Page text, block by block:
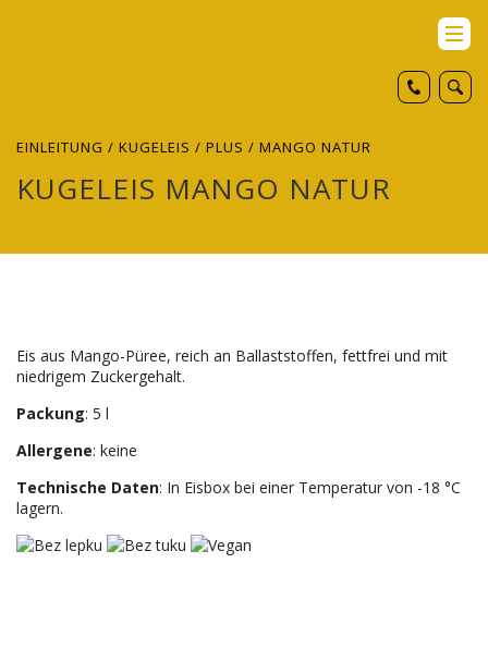
EINLEITUNG / KUGELEIS / PLUS / MANGO NATUR
KUGELEIS MANGO NATUR
Eis aus Mango-Püree, reich an Ballaststoffen, fettfrei und mit
niedrigem Zuckergehalt.
Packung: 5 l
Allergene: keine
Technische Daten: In Eisbox bei einer Temperatur von -18 °C
lagern.